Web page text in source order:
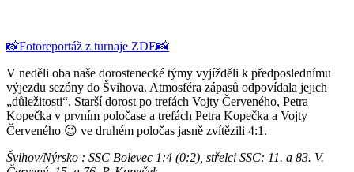
📸Fotoreportáž z turnaje ZDE📸
V neděli oba naše dorostenecké týmy vyjížděli k předposlednímu
výjezdu sezóny do Švihova. Atmosféra zápasů odpovídala jejich
„důležitosti“. Starší dorost po trefách Vojty Červeného, Petra
Kopečka v prvním poločase a trefách Petra Kopečka a Vojty
Červeného 😉 ve druhém poločas jasně zvítězili 4:1.
Švihov/Nýrsko : SSC Bolevec 1:4 (0:2), střelci SSC: 11. a 83. V.